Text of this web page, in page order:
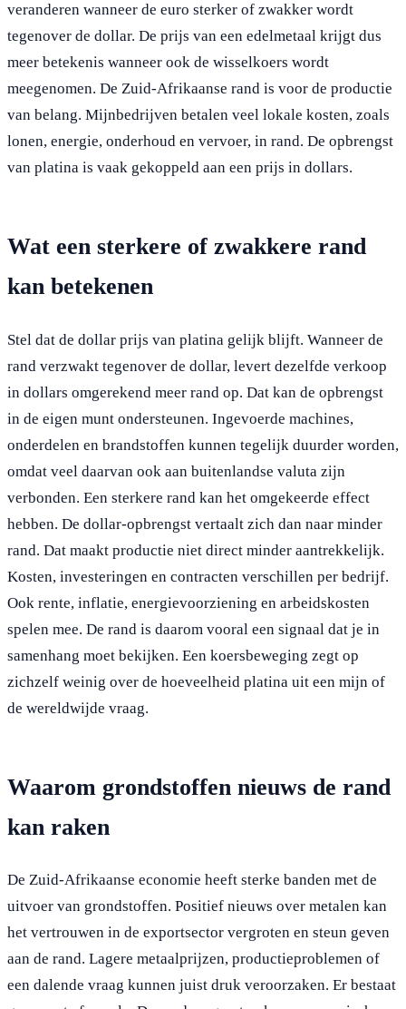
veranderen wanneer de euro sterker of zwakker wordt
tegenover de dollar. De prijs van een edelmetaal krijgt dus
meer betekenis wanneer ook de wisselkoers wordt
meegenomen. De Zuid-Afrikaanse rand is voor de productie
van belang. Mijnbedrijven betalen veel lokale kosten, zoals
lonen, energie, onderhoud en vervoer, in rand. De opbrengst
van platina is vaak gekoppeld aan een prijs in dollars.
Wat een sterkere of zwakkere rand
kan betekenen
Stel dat de dollar prijs van platina gelijk blijft. Wanneer de
rand verzwakt tegenover de dollar, levert dezelfde verkoop
in dollars omgerekend meer rand op. Dat kan de opbrengst
in de eigen munt ondersteunen. Ingevoerde machines,
onderdelen en brandstoffen kunnen tegelijk duurder worden,
omdat veel daarvan ook aan buitenlandse valuta zijn
verbonden. Een sterkere rand kan het omgekeerde effect
hebben. De dollar-opbrengst vertaalt zich dan naar minder
rand. Dat maakt productie niet direct minder aantrekkelijk.
Kosten, investeringen en contracten verschillen per bedrijf.
Ook rente, inflatie, energievoorziening en arbeidskosten
spelen mee. De rand is daarom vooral een signaal dat je in
samenhang moet bekijken. Een koersbeweging zegt op
zichzelf weinig over de hoeveelheid platina uit een mijn of
de wereldwijde vraag.
Waarom grondstoffen nieuws de rand
kan raken
De Zuid-Afrikaanse economie heeft sterke banden met de
uitvoer van grondstoffen. Positief nieuws over metalen kan
het vertrouwen in de exportsector vergroten en steun geven
aan de rand. Lagere metaalprijzen, productieproblemen of
een dalende vraag kunnen juist druk veroorzaken. Er bestaat